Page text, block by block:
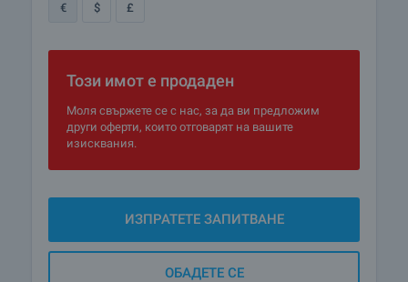
€ $ £
Този имот е продаден
Моля свържете се с нас, за да ви предложим
други оферти, които отговарят на вашите
изисквания.
ИЗПРАТЕТЕ ЗАПИТВАНЕ
ОБАДЕТЕ СЕ